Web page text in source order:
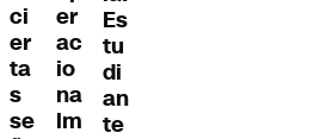
ci
er
ta
s
se
er
ac
io
na
lm
Es
tu
di
an
te